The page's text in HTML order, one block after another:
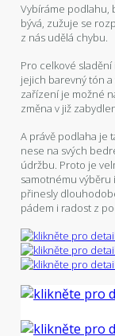
Vybíráme podlahu,
bývá, zužuje se
z nás udělá chybu.
Pro celkové
jejich barevný tón
zařízení je možné
změna v již
A právě podlaha je
nese na svých
údržbu. Proto je
samotnému výběru
přinesly
pádem i radost z